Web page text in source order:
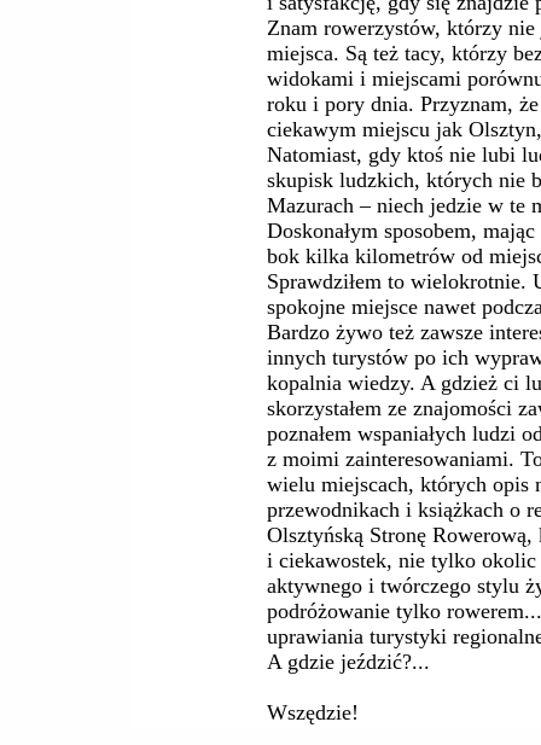
Znam rowerzystów, którzy
miejsca. Są też tacy, którzy
widokami i miejscami
roku i pory dnia. Przyznam,
ciekawym miejscu jak
Natomiast, gdy ktoś nie lubi
skupisk ludzkich, których nie
Mazurach – niech jedzie w te
Doskonałym sposobem,
bok kilka kilometrów od
Sprawdziłem to wielokrotnie.
spokojne miejsce nawet
Bardzo żywo też zawsze
innych turystów po ich
kopalnia wiedzy. A gdzież ci
skorzystałem ze znajomości
poznałem wspaniałych ludzi
z moimi zainteresowaniami.
wielu miejscach, których opis
przewodnikach i książkach o
Olsztyńską Stronę
i ciekawostek, nie tylko
aktywnego i twórczego stylu
podróżowanie tylko
uprawiania turystyki
A gdzie jeździć?...
Wszędzie!